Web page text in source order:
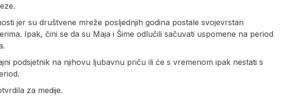
jer su društvene mreže posljednjih godina postale svojevrstan
Ipak, čini se da su Maja i Šime odlučili sačuvati uspomene na period
podsjetnik na njihovu ljubavnu priču ili će s vremenom ipak nestati s
za medije.